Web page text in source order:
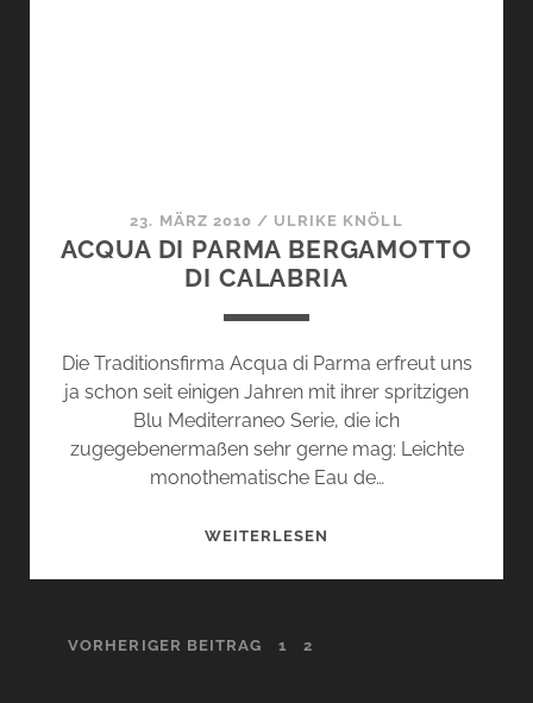
23. MÄRZ 2010 / ULRIKE KNÖLL
ACQUA DI PARMA BERGAMOTTO
DI CALABRIA
Die Traditionsfirma Acqua di Parma erfreut uns
ja schon seit einigen Jahren mit ihrer spritzigen
Blu Mediterraneo Serie, die ich
zugegebenermaßen sehr gerne mag: Leichte
monothematische Eau de…
WEITERLESEN
SEITENNUMMERIERUNG
VORHERIGER BEITRAG 1 2